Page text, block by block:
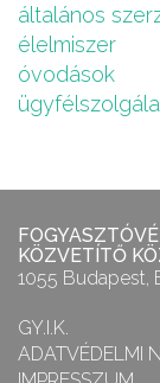
általános
élelmiszer
óvodások
KÖZVETÍTŐ
1055 Budapest,
GY.I.K.
ADATVÉDELMI